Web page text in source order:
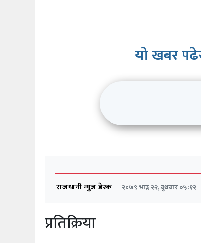
यो खबर
राजधानी न्युज डेस्क २०७९ भाद्र २२, बुधबार ०५:१२
प्रतिक्रिया